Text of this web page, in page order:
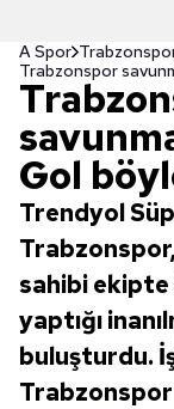
A Spor
Trabzonspor
Gol
Trendyol
sahibi ekipte
yaptığı
buluşturdu.